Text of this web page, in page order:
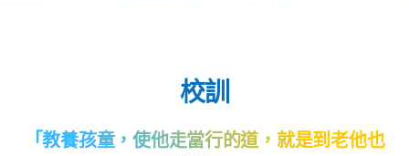
校訓
「教養孩童，使他走當行的道，就是到老他也